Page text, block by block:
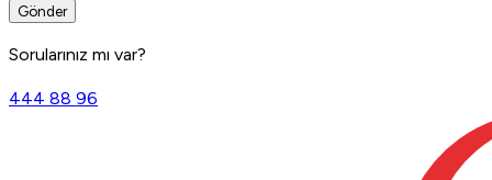
Gönder
Sorularınız mı var?
444 88 96